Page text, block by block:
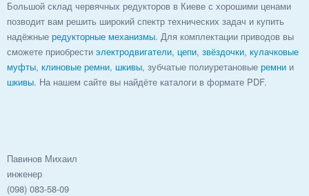
Большой склад червячных редукторов в Киеве с хорошими ценами
позводит вам решить широкий спектр технических задач и купить
надёжные редукторные механизмы. Для комплектации приводов вы
сможете приобрести электродвигатели, цепи, звёздочки, кулачковые
муфты, клиновые ремни, шкивы, зубчатые полиуретановые ремни и
шкивы. На нашем сайте вы найдёте каталоги в формате PDF.
Павинов Михаил
инженер
(098) 083-58-09